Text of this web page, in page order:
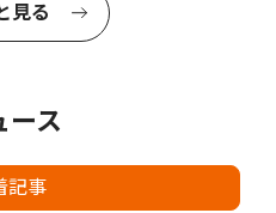
見る
ース
記事